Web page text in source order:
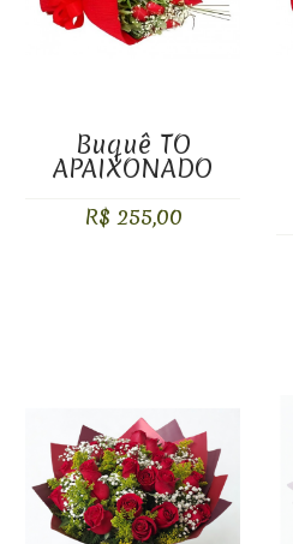
Buquê TO
APAIXONADO
R$ 255,00